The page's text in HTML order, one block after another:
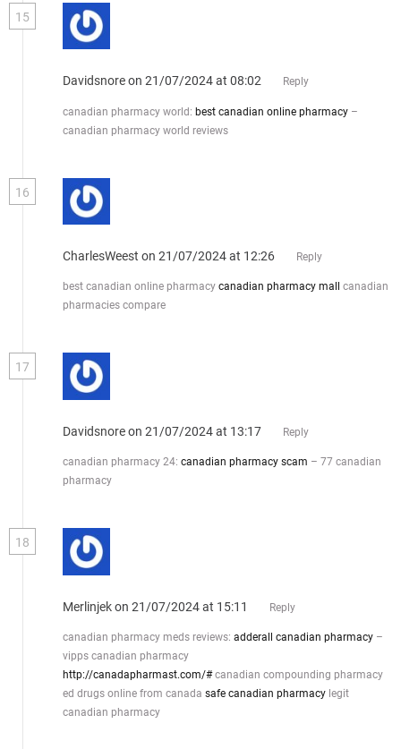
15
Davidsnoreon 21/07/2024 at 08:02 Reply
canadian pharmacy world: best canadian online pharmacy –
canadian pharmacy world reviews
16
CharlesWeest on 21/07/2024 at 12:26 Reply
best canadian online pharmacy canadian pharmacy mall
canadian
pharmacies compare
17
Davidsnoreon 21/07/2024 at 13:17 Reply
canadian pharmacy 24: canadian pharmacy scam – 77 canadian
pharmacy
18
Merlinjekon 21/07/2024 at 15:11 Reply
canadian pharmacy meds reviews: adderall canadian pharmacy –
vipps canadian pharmacy
http://canadapharmast.com/#canadian compounding pharmacy
ed drugs online from canada safe canadian pharmacy legit
canadian pharmacy